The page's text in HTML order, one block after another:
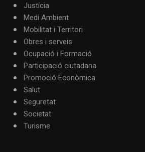
Justícia
Medi Ambient
Mobilitat i Territori
Obres i serveis
Ocupació i Formació
Participació ciutadana
Promoció Econòmica
Salut
Seguretat
Societat
Turisme